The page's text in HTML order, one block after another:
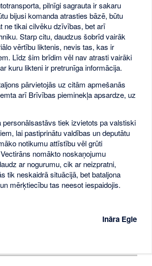
pilnīgi sagrauta ir sakaru
bijusi komanda atrasties bāzē, būtu
ne tikai cilvēku dzīvības, bet arī
Starp citu, daudzus šobrīd vairāk
vērtību liktenis, nevis tas, kas ir
Līdz šim brīdim vēl nav atrasti vairāki
kuru likteni ir pretrunīga informācija.
pārvietojās uz citām apmešanās
arī Brīvības pieminekļa apsardze, uz
personālsastāvs tiek izvietots pa valstiski
lai pastiprinātu valdības un deputātu
notikumu attīstību vēl grūti
nomākto noskaņojumu
ar nogurumu, cik ar neizpratni,
tik neskaidrā situācijā, bet bataljona
mērķtiecību tas neesot iespaidojis.
Ināra Egle